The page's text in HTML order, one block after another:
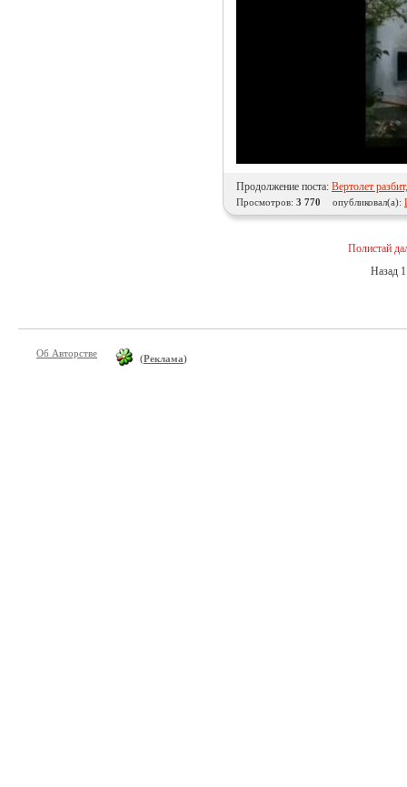
Продолжение поста: Вертолет
Просмотров: 3 770 опубликовал(а):
Полистай
Назад 1
Об Авторстве (Реклама)